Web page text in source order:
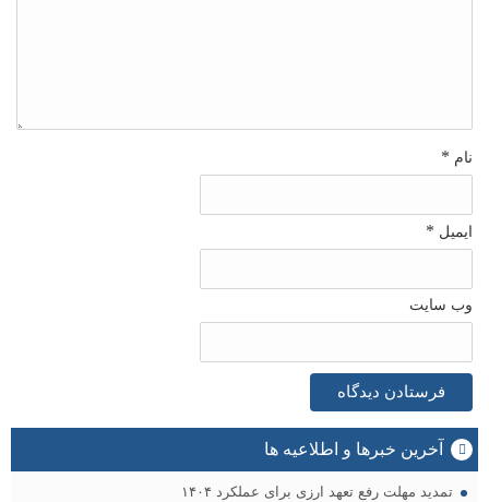
نام *
ایمیل *
وب‌ سایت
آخرین خبرها و اطلاعیه ها
تمدید مهلت رفع تعهد ارزی برای عملکرد ۱۴۰۴